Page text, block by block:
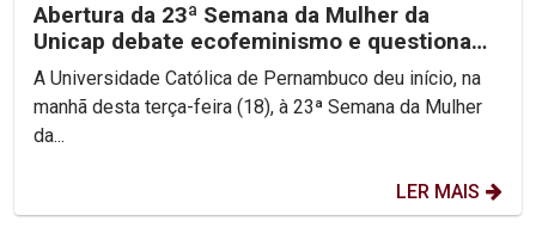
Abertura da 23ª Semana da Mulher da
Unicap debate ecofeminismo e questiona
hierarquias religiosas
A Universidade Católica de Pernambuco deu início, na
manhã desta terça-feira (18), à 23ª Semana da Mulher
da...
LER MAIS